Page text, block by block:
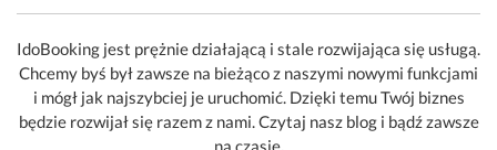
IdoBooking jest prężnie działającą i stale rozwijająca się usługą.
Chcemy byś był zawsze na bieżąco z naszymi nowymi funkcjami
i mógł jak najszybciej je uruchomić. Dzięki temu Twój biznes
będzie rozwijał się razem z nami. Czytaj nasz blog i bądź zawsze
na czasie.